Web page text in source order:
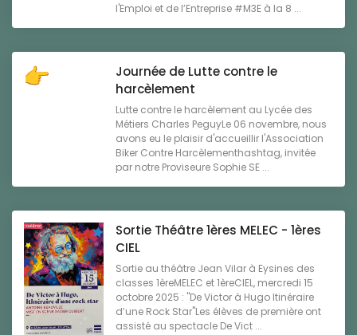
l'Emploi et de l’Entreprise #M3E à la 8 ...
Journée de Lutte contre le
harcèlement
Lutte contre le harcèlement au Lycée des
Métiers Charles PeguyLe 06 novembre, nous
avons eu le plaisir d'accueillir l'Association
Biker Contre Harcèlementhashtag, invitée
par notre Proviseure Sophie SE ...
Sortie Théâtre 1ères MELEC - 1ères
CIEL
Sortie au théâtre Jean Vilar à Eysines des
classes 1èreMELEC et 1èreCIEL, mercredi 15
octobre 2025 : "De Victor à Hugo Itinéraire
d’une Rock Star"Les élèves de première ont
assisté au spectacle De Vict ...